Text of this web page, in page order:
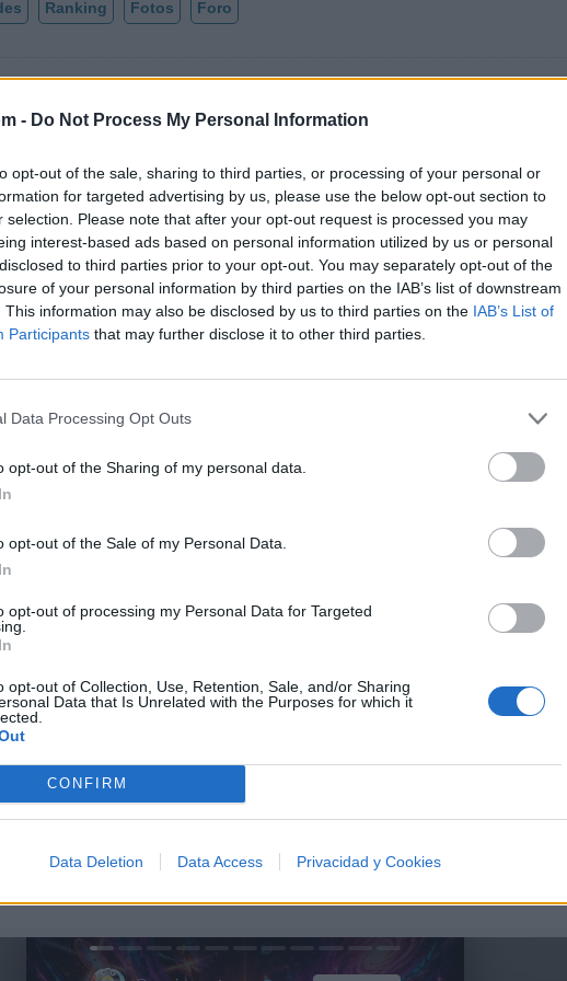
- Do Not Process My Personal Information
opt-out of the sale, sharing to third parties, or processing of your personal or
for targeted advertising by us, please use the below opt-out section to
selection. Please note that after your opt-out request is processed you may
interest-based ads based on personal information utilized by us or personal
to third parties prior to your opt-out. You may separately opt-out of the
of your personal information by third parties on the IAB’s list of downstream
This information may also be disclosed by us to third parties on the IAB’s List of
Participants that may further disclose it to other third parties.
Data Processing Opt Outs
opt-out of the Sharing of my personal data.
opt-out of the Sale of my Personal Data.
opt-out of processing my Personal Data for Targeted
opt-out of Collection, Use, Retention, Sale, and/or Sharing
Data that Is Unrelated with the Purposes for which it
CONFIRM
Data Deletion Data Access Privacidad y Cookies
Ranking Fotos Foro
y Transformaciones
208del ranking de esta semana, su mejor puesto ha sido el1º
reciente en enero de 2014.